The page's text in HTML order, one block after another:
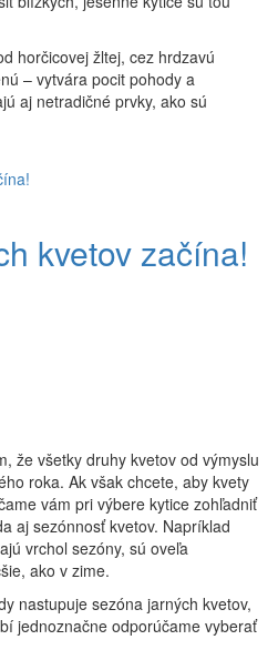
horčicovej žltej, cez hrdzavú
– vytvára pocit pohody a
aj netradičné prvky, ako sú
kvetov začína!
že všetky druhy kvetov od výmyslu
roka. Ak však chcete, aby kvety
vám pri výbere kytice zohľadniť
aj sezónnosť kvetov. Napríklad
vrchol sezóny, sú oveľa
ako v zime.
nastupuje sezóna jarných kvetov,
jednoznačne odporúčame vyberať